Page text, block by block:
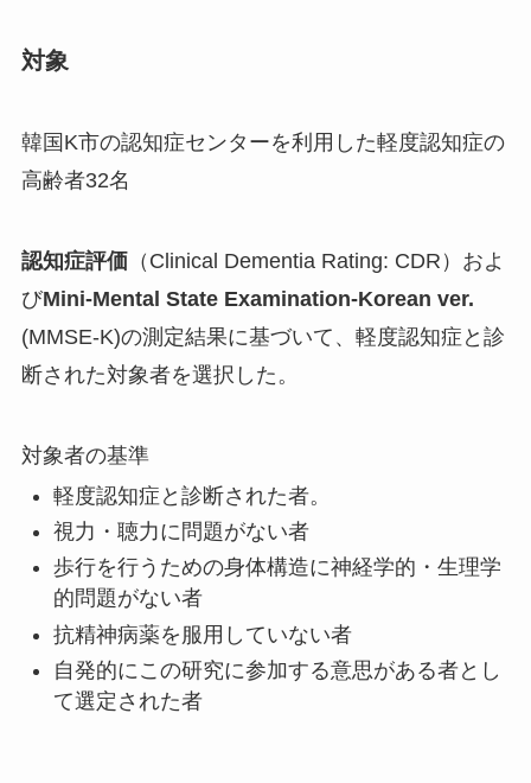
対象
韓国K市の認知症センターを利用した軽度認知症の
高齢者32名
認知症評価（Clinical Dementia Rating: CDR）およ
びMini-Mental State Examination-Korean ver.
(MMSE-K)の測定結果に基づいて、軽度認知症と診
断された対象者を選択した。
対象者の基準
軽度認知症と診断された者。
視力・聴力に問題がない者
歩行を行うための身体構造に神経学的・生理学
的問題がない者
抗精神病薬を服用していない者
自発的にこの研究に参加する意思がある者とし
て選定された者